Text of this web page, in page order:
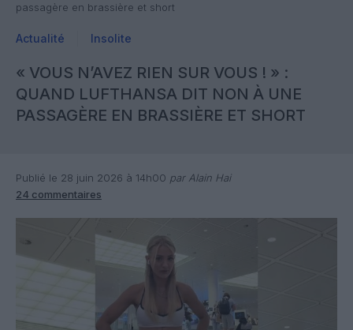
passagère en brassière et short
Actualité Insolite
« VOUS N’AVEZ RIEN SUR VOUS ! » :
QUAND LUFTHANSA DIT NON À UNE
PASSAGÈRE EN BRASSIÈRE ET SHORT
Publié le 28 juin 2026 à 14h00 par Alain Hai
24 commentaires